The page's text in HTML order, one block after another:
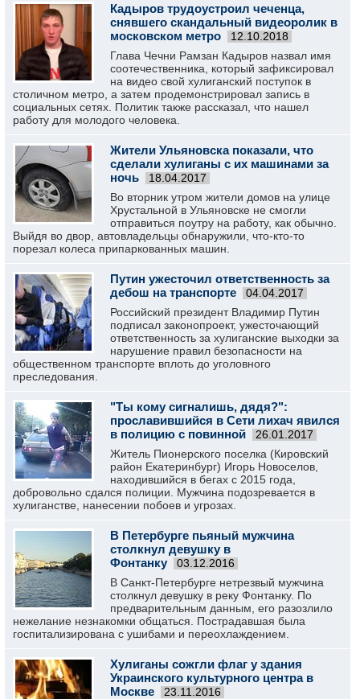
Кадыров трудоустроил чеченца,
снявшего скандальный видеоролик в
московском метро
12.10.2018
Глава Чечни Рамзан Кадыров назвал имя
соотечественника, который зафиксировал
на видео свой хулиганский поступок в
столичном метро, а затем продемонстрировал запись в
социальных сетях. Политик также рассказал, что нашел
работу для молодого человека.
Жители Ульяновска показали, что
сделали хулиганы с их машинами за
ночь
18.04.2017
Во вторник утром жители домов на улице
Хрустальной в Ульяновске не смогли
отправиться поутру на работу, как обычно.
Выйдя во двор, автовладельцы обнаружили, что-кто-то
порезал колеса припаркованных машин.
Путин ужесточил ответственность за
дебош на транспорте
04.04.2017
Российский президент Владимир Путин
подписал законопроект, ужесточающий
ответственность за хулиганские выходки за
нарушение правил безопасности на
общественном транспорте вплоть до уголовного
преследования.
"Ты кому сигналишь, дядя?":
прославившийся в Сети лихач явился
в полицию с повинной
26.01.2017
Житель Пионерского поселка (Кировский
район Екатеринбург) Игорь Новоселов,
находившийся в бегах с 2015 года,
добровольно сдался полиции. Мужчина подозревается в
хулиганстве, нанесении побоев и угрозах.
В Петербурге пьяный мужчина
столкнул девушку в
Фонтанку
03.12.2016
В Санкт-Петербурге нетрезвый мужчина
столкнул девушку в реку Фонтанку. По
предварительным данным, его разозлило
нежелание незнакомки общаться. Пострадавшая была
госпитализирована с ушибами и переохлаждением.
Хулиганы сожгли флаг у здания
Украинского культурного центра в
Москве
23.11.2016